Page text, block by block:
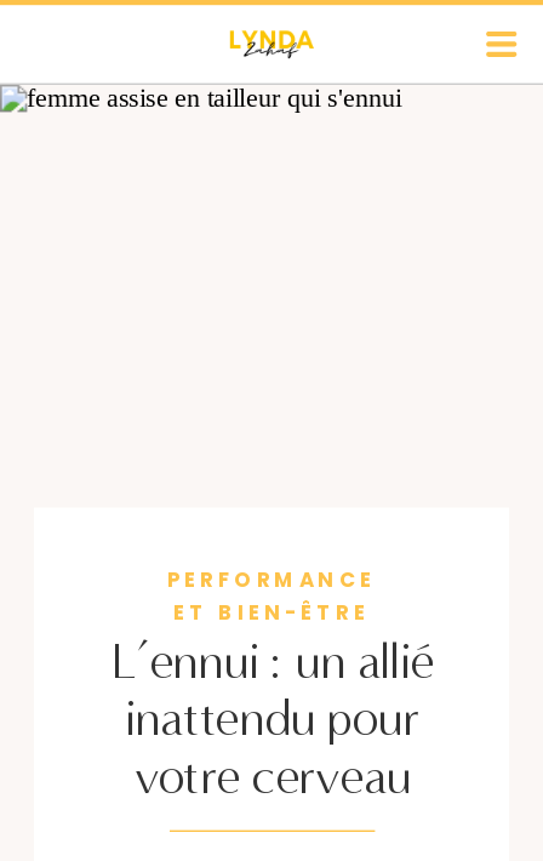
L’ennui : un allié
inattendu pour
votre cerveau
PERFORMANCE
ET BIEN-ÊTRE